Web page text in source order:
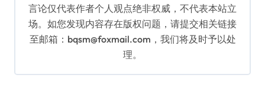
言论仅代表作者个人观点绝非权威，不代表本站立
场。如您发现内容存在版权问题，请提交相关链接
至邮箱：bqsm@foxmail.com，我们将及时予以处
理。